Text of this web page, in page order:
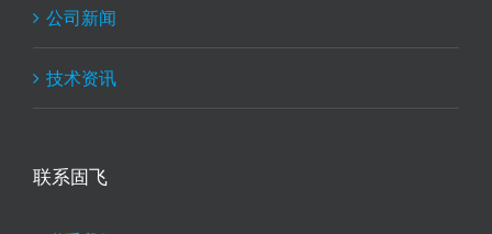
公司新闻
技术资讯
联系固飞